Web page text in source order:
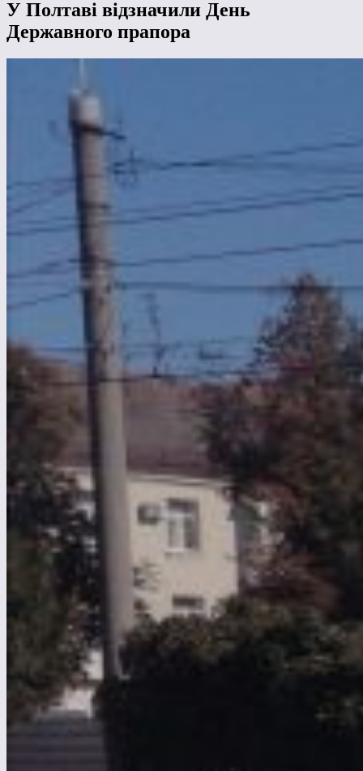
У Полтаві відзначили День
Державного прапора